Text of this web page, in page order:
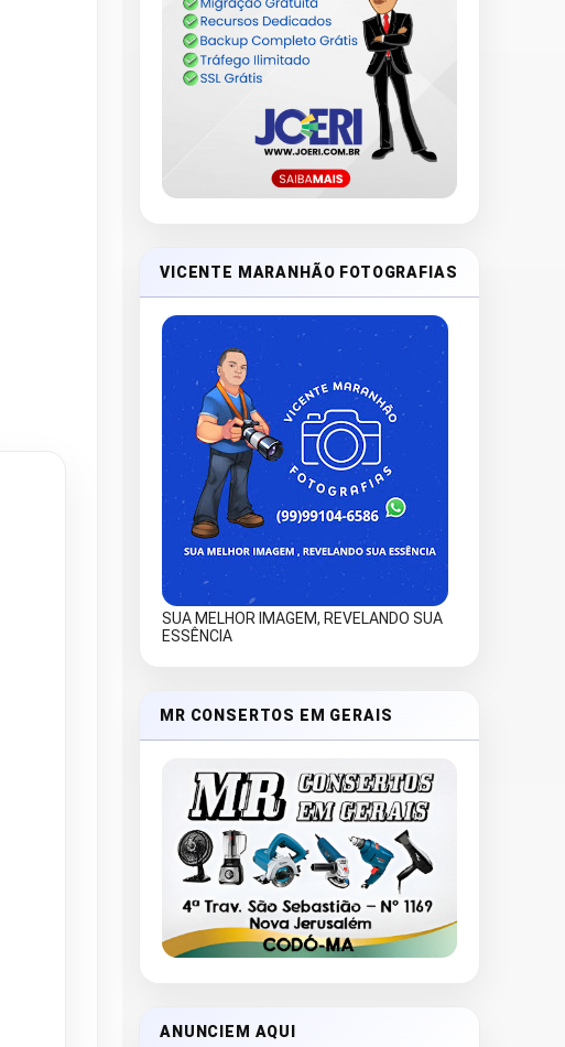
VICENTE MARANHÃO FOTOGRAFIAS
SUA MELHOR IMAGEM, REVELANDO SUA
ESSÊNCIA
MR CONSERTOS EM GERAIS
ANUNCIEM AQUI